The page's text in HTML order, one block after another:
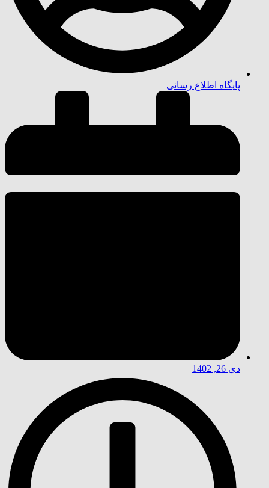
پایگاه اطلاع رسانی
دی 26, 1402